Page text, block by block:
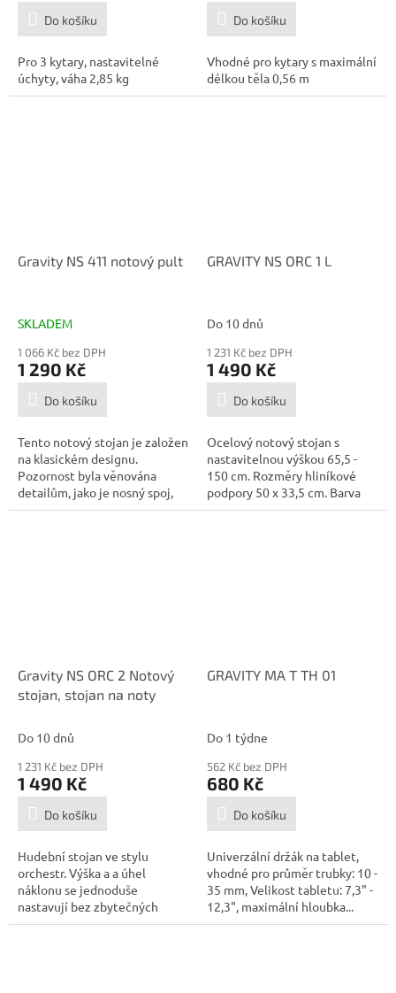
Do košíku
Pro 3 kytary, nastavitelné
úchyty, váha 2,85 kg
Do košíku
Vhodné pro kytary s maximální
délkou těla 0,56 m
Gravity NS 411 notový pult
SKLADEM
1 066 Kč bez DPH
1 290 Kč
Do košíku
Tento notový stojan je založen
na klasickém designu.
Pozornost byla věnována
detailům, jako je nosný spoj,
který je...
GRAVITY NS ORC 1 L
Do 10 dnů
1 231 Kč bez DPH
1 490 Kč
Do košíku
Ocelový notový stojan s
nastavitelnou výškou 65,5 -
150 cm. Rozměry hliníkové
podpory 50 x 33,5 cm. Barva
černá,...
Gravity NS ORC 2 Notový
stojan, stojan na noty
Do 10 dnů
1 231 Kč bez DPH
1 490 Kč
Do košíku
Hudební stojan ve stylu
orchestr. Výška a a úhel
náklonu se jednoduše
nastavují bez zbytečných
šroubů. Vyrobený z...
GRAVITY MA T TH 01
Do 1 týdne
562 Kč bez DPH
680 Kč
Do košíku
Univerzální držák na tablet,
vhodné pro průměr trubky: 10 -
35 mm, Velikost tabletu: 7,3" -
12,3", maximální hloubka...